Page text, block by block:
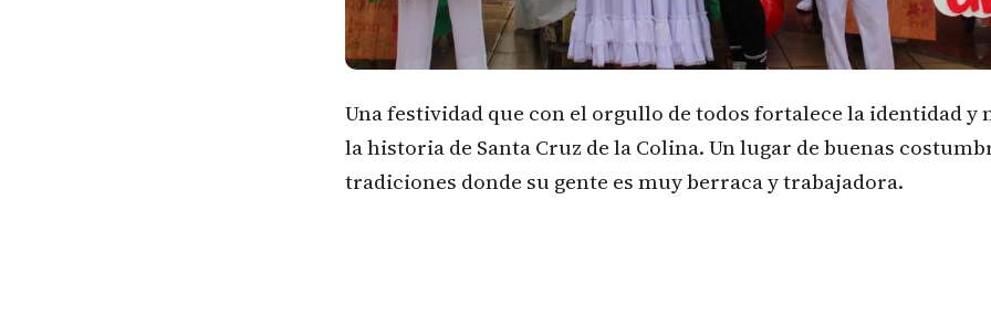
Una festividad que con el orgullo de todos fortalece la identidad y
la historia de Santa Cruz de la Colina. Un lugar de buenas
tradiciones donde su gente es muy berraca y trabajadora.